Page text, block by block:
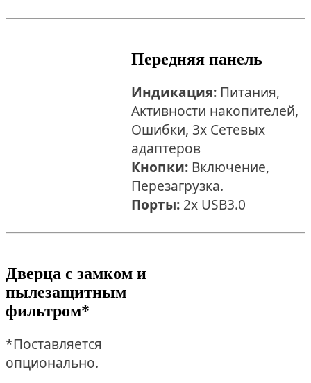
Передняя панель
Индикация: Питания,
Активности накопителей,
Ошибки, 3x Сетевых
адаптеров
Кнопки: Включение,
Перезагрузка.
Порты: 2x USB3.0
Дверца с замком и
пылезащитным
фильтром*
*Поставляется
опционально.